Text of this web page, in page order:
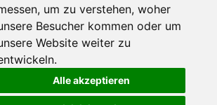
um zu verstehen, woher
Besucher kommen oder um
Website weiter zu
Alle akzeptieren